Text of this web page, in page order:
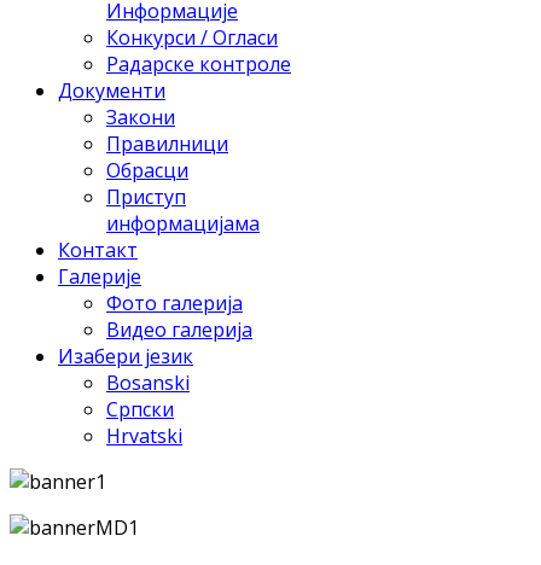
Информације
Конкурси / Огласи
Радарске контроле
Документи
Закони
Правилници
Обрасци
Приступ
информацијама
Контакт
Галерије
Фото галерија
Видео галерија
Изабери језик
Bosanski
Српски
Hrvatski